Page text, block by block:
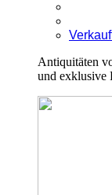
Antiquitäten
und exklusive